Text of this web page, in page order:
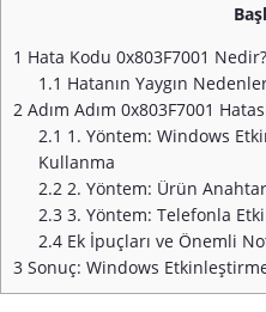
1 Hata Kodu 0x803F7001 Nedir?
1.1 Hatanın Yaygın
2 Adım Adım 0x803F7001
2.1 1. Yöntem: Windows
Kullanma
2.2 2. Yöntem: Ürün
2.3 3. Yöntem: Telefonla
2.4 Ek İpuçları ve Önemli
3 Sonuç: Windows